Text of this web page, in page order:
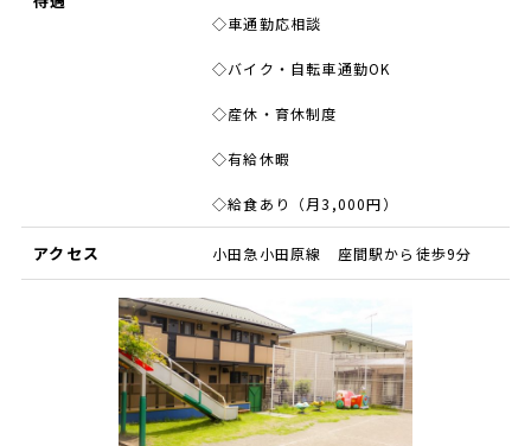
◇車通勤応相談
◇バイク・自転車通勤OK
◇産休・育休制度
◇有給休暇
◇給食あり（月3,000円）
アクセス 小田急小田原線 座間駅から徒歩9分